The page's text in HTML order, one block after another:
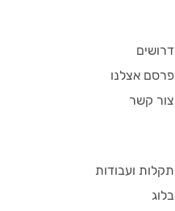
דרושים
פרסם אצלנו
צור קשר
תקלות ועבודות
בלוג